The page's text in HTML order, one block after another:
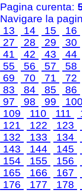
Pagina curenta:
Navigare la
13
14 15 16
27
28 29 30
41
42 43 44
55
56 57 58
69
70 71 72
83
84 85 86
97
98 99 100
109
110 111
121
122 123
132
133 134
143
144 145
154
155 156
165
166 167
176
177 178